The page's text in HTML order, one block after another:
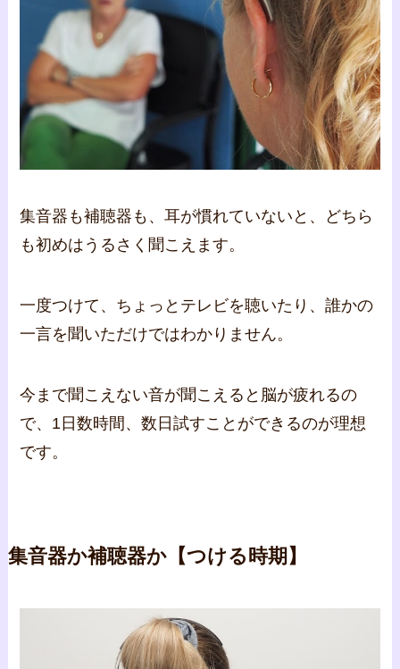
集音器も補聴器も、耳が慣れていないと、どちら
も初めはうるさく聞こえます。
一度つけて、ちょっとテレビを聴いたり、誰かの
一言を聞いただけではわかりません。
今まで聞こえない音が聞こえると脳が疲れるの
で、1日数時間、数日試すことができるのが理想
です。
集音器か補聴器か【つける時期】